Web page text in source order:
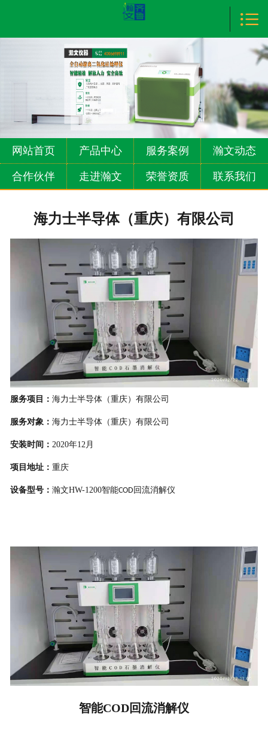
产品中心
服务案例
瀚文动态
合作伙伴
走进瀚文
联系我们

网站首页 产品中心 服务案例 瀚文动态
合作伙伴 走进瀚文 荣誉资质 联系我们
海力士半导体（重庆）有限公司
服务项目： 海力士半导体（重庆）有限公司
服务对象： 海力士半导体（重庆）有限公司
安装时间： 2020年12月
项目地址： 重庆
设备型号： 瀚文HW-1200智能COD回流消解仪
智能COD回流消解仪